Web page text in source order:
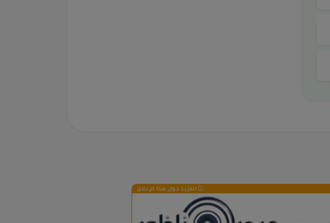
المزيد حول هذا الإعلان